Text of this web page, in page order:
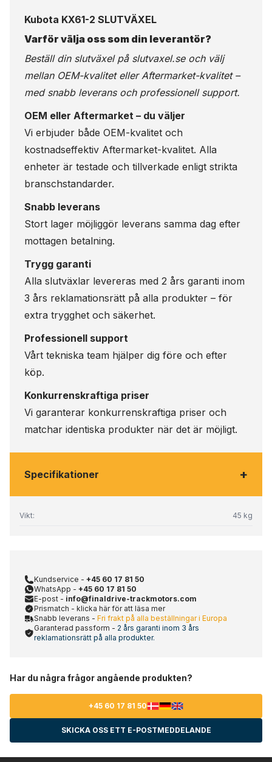
Kubota KX61-2 SLUTVÄXEL
Varför välja oss som din leverantör?
Beställ din slutväxel på slutvaxel.seoch välj
mellan OEM-kvalitet eller Aftermarket-kvalitet –
med snabb leverans och professionell support.
OEM eller Aftermarket – du väljer
Vi erbjuder både OEM-kvalitet och
kostnadseffektiv Aftermarket-kvalitet. Alla
enheter är testade och tillverkade enligt strikta
branschstandarder.
Snabb leverans
Stort lager möjliggör leverans samma dag efter
mottagen betalning.
Trygg garanti
Alla slutväxlar levereras med 2 års garanti inom
3 års reklamationsrätt på alla produkter – för
extra trygghet och säkerhet.
Professionell support
Vårt tekniska team hjälper dig före och efter
köp.
Konkurrenskraftiga priser
Vi garanterar konkurrenskraftiga priser och
matchar identiska produkter när det är möjligt.
Specifikationer +
Vikt: 45 kg
Kundservice - +45 60 17 81 50
WhatsApp - +45 60 17 81 50
E-post - info@finaldrive-trackmotors.com
Prismatch - klicka här för att läsa mer
Snabb leverans - Fri frakt på alla beställningar i Europa
Garanterad passform - 2 års garanti inom 3 års
reklamationsrätt på alla produkter.
Har du några frågor angående produkten?
+45 60 17 81 50
SKICKA OSS ETT E-POSTMEDDELANDE